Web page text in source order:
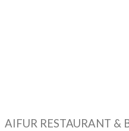
AIFUR RESTAURANT &